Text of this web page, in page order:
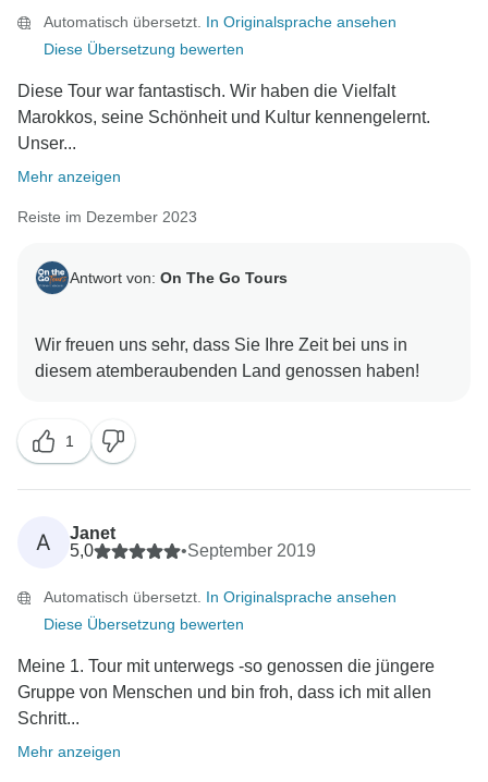
Automatisch übersetzt. In Originalsprache ansehen
Diese Übersetzung bewerten
Diese Tour war fantastisch. Wir haben die Vielfalt
Marokkos, seine Schönheit und Kultur kennengelernt.
Unser...
Mehr anzeigen
Reiste im Dezember 2023
Antwort von: On The Go Tours
Wir freuen uns sehr, dass Sie Ihre Zeit bei uns in
1
A
Janet
5,0
•September 2019
Automatisch übersetzt. In Originalsprache ansehen
Diese Übersetzung bewerten
Meine 1. Tour mit unterwegs -so genossen die jüngere
Gruppe von Menschen und bin froh, dass ich mit allen
Schritt...
Mehr anzeigen